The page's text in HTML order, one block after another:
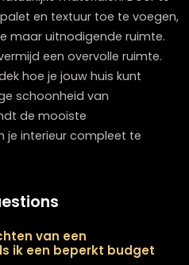
Zwolle?
Zorg ervoor dat de
ook praktisch en
helpt je om een
natuurlijke materialen.